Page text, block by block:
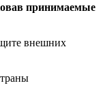
принимаемые
внешних